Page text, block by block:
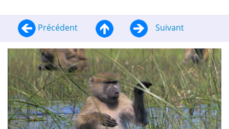
Précédent Suivant